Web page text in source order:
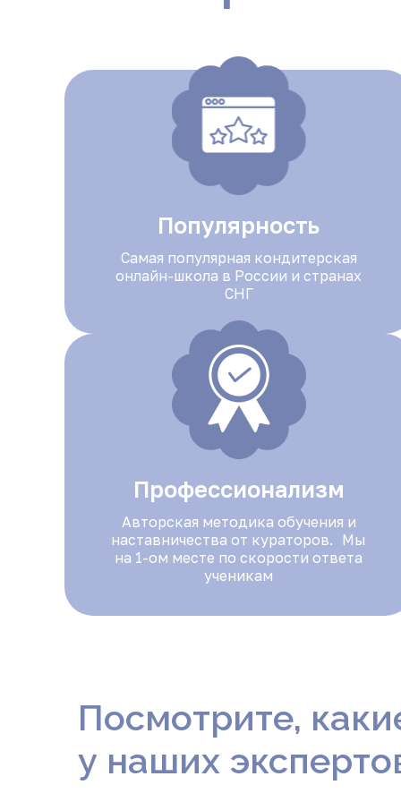
Популярность
Самая популярная кондитерская
онлайн-школа в России и странах
СНГ
Профессионализм
Авторская методика обучения и
наставничества от кураторов. Мы
на 1-ом месте по скорости ответа
ученикам
Посмотрите,
у наших